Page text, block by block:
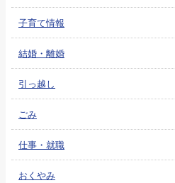
子育て情報
結婚・離婚
引っ越し
ごみ
仕事・就職
おくやみ